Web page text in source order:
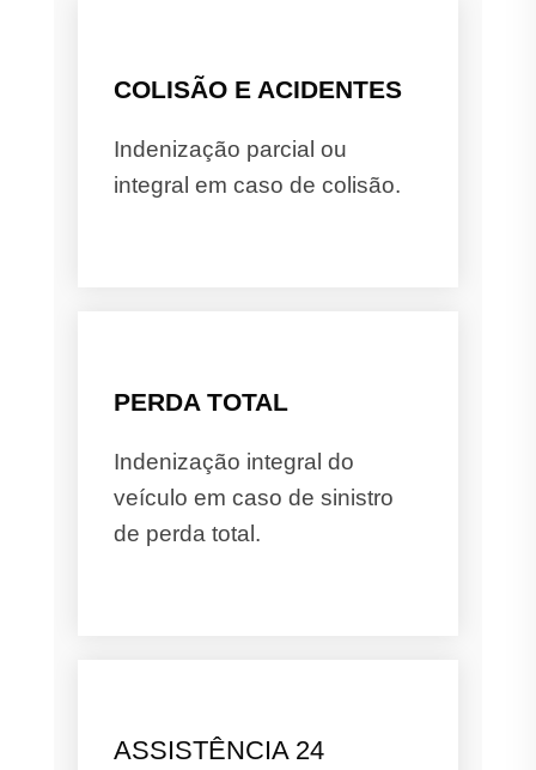
COLISÃO E ACIDENTES
Indenização parcial ou
integral em caso de colisão.
PERDA TOTAL
Indenização integral do
veículo em caso de sinistro
de perda total.
ASSISTÊNCIA 24